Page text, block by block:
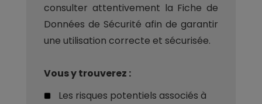
consulter attentivement la Fiche de
Données de Sécurité afin de garantir
une utilisation correcte et sécurisée.
Vous y trouverez :
Les risques potentiels associés à